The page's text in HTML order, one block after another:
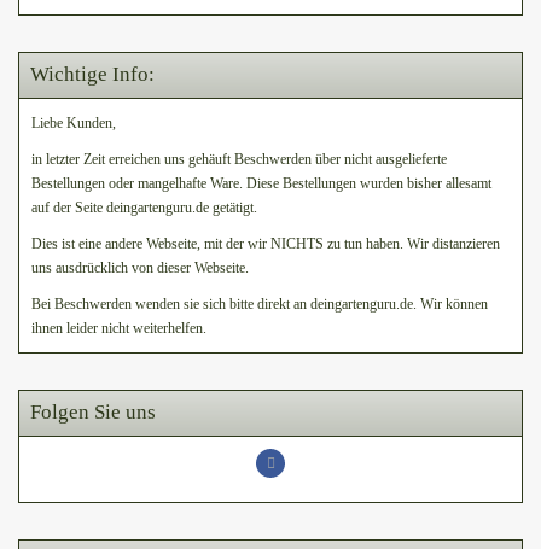
Wichtige Info:
Liebe Kunden,
in letzter Zeit erreichen uns gehäuft Beschwerden über nicht ausgelieferte
Bestellungen oder mangelhafte Ware. Diese Bestellungen wurden bisher allesamt
auf der Seite deingartenguru.de getätigt.
Dies ist eine andere Webseite, mit der wir NICHTS zu tun haben. Wir distanzieren
uns ausdrücklich von dieser Webseite.
Bei Beschwerden wenden sie sich bitte direkt an deingartenguru.de. Wir können
ihnen leider nicht weiterhelfen.
Folgen Sie uns